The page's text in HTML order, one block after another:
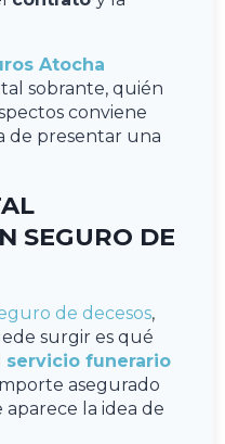
Atocha
sobrante, quién
conviene
de presentar una
SEGURO DE
de decesos,
surgir es qué
servicio funerario
asegurado
aparece la idea de